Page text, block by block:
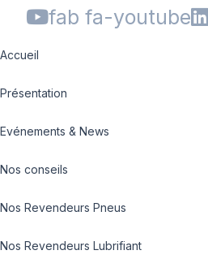
fab fa-youtube
Accueil
Présentation
Evénements & News
Nos conseils
Nos Revendeurs Pneus
Nos Revendeurs Lubrifiant